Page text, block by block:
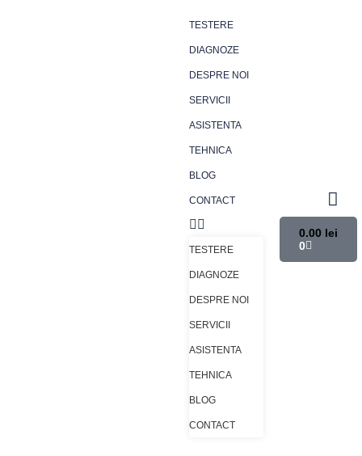
TESTERE
DIAGNOZE
DESPRE NOI
SERVICII
ASISTENTA
TEHNICA
BLOG
CONTACT
TESTERE
DIAGNOZE
DESPRE NOI
SERVICII
ASISTENTA
TEHNICA
BLOG
CONTACT
0.00 lei
0